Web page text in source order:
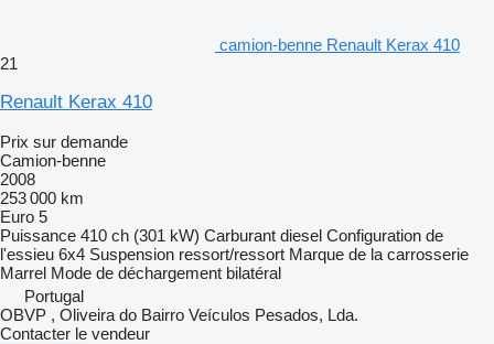
camion-benne Renault Kerax 410
21
Renault Kerax 410
Prix sur demande
Camion-benne
2008
253 000 km
Euro 5
Puissance 410 ch (301 kW) Carburant diesel Configuration de
l'essieu 6x4 Suspension ressort/ressort Marque de la carrosserie
Marrel Mode de déchargement bilatéral
Portugal
OBVP , Oliveira do Bairro Veículos Pesados, Lda.
Contacter le vendeur